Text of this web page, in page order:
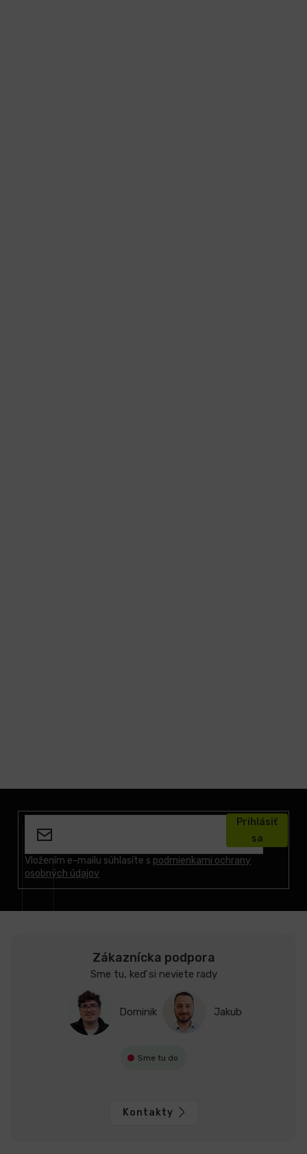
Vložením e-mailu súhlasíte s podmienkami ochrany
osobných údajov
Prihlásiť
sa
Zákaznícka podpora
Sme tu, keď si neviete rady
Dominik Jakub
Sme tu do
Kontakty